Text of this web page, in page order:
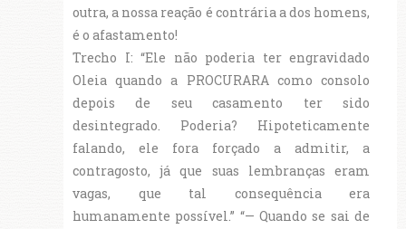
outra, a nossa reação é contrária a dos homens,
é o afastamento!
Trecho I: “Ele não poderia ter engravidado
Oleia quando a PROCURARA como consolo
depois de seu casamento ter sido
desintegrado. Poderia? Hipoteticamente
falando, ele fora forçado a admitir, a
contragosto, já que suas lembranças eram
vagas, que tal consequência era
humanamente possível.” “— Quando se sai de